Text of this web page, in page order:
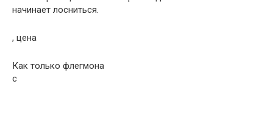
начинает лосниться.
, цена
Как только флегмона
с